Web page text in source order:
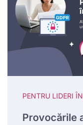
PENTRU LIDERI
Provocările